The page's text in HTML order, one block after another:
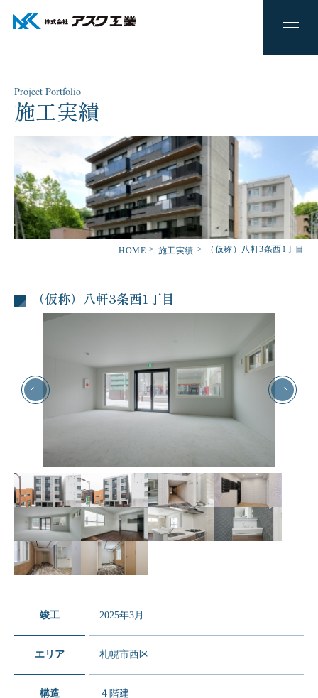
Project Portfolio
施工実績
HOME 施工実績 （仮称）八軒3条西1丁目
（仮称）八軒3条西1丁目
竣工 2025年3月
エリア 札幌市西区
構造 ４階建